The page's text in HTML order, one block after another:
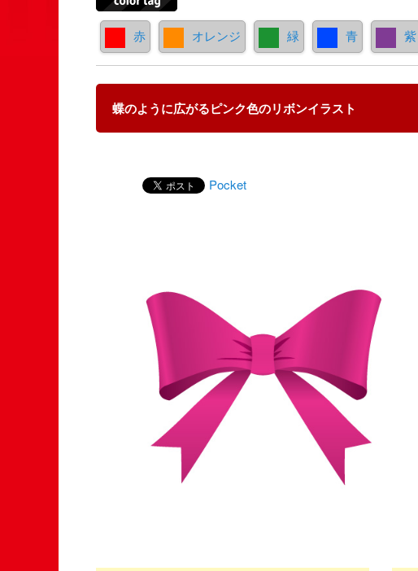
赤 オレンジ 緑 青 紫
蝶のように広がるピンク色のリボンイラスト
Pocket